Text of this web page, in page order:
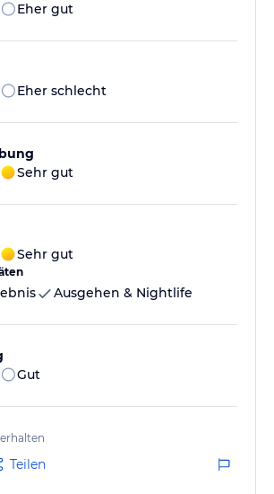
Eher gut
Eher schlecht
Sehr gut
Sehr gut
Ausgehen & Nightlife
Gut
Teilen